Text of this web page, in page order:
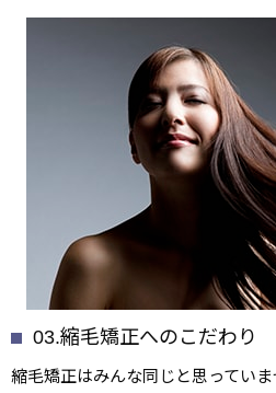
03.縮毛矯正へのこだわり
縮毛矯正はみんな同じと思っていま